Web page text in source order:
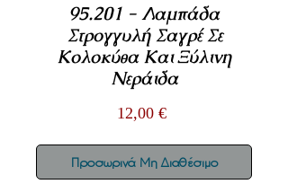
95.201 - Λαμπάδα
Στρογγυλή Σαγρέ Σε
Κολοκύθα Και Ξύλινη
Νεράιδα
12,00 €Τιμή
Προσωρινά Μη Διαθέσιμο